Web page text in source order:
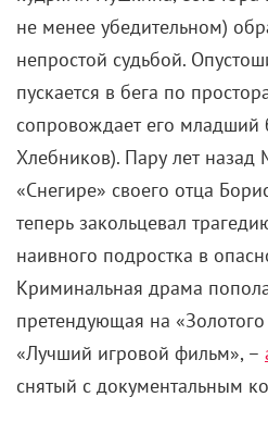
не менее убедительном)
непростой судьбой.
пускается в бега по
сопровождает его младший
Хлебников). Пару лет назад
«Снегире» своего отца
теперь закольцевал
наивного подростка в
Криминальная драма
претендующая на
«Лучший игровой фильм», –
снятый с документальным